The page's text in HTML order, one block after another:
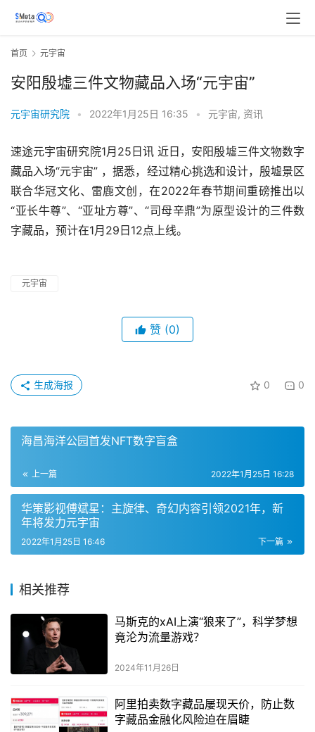
首页 元宇宙
安阳殷墟三件文物藏品入场“元宇宙”
元宇宙研究院 • 2022年1月25日 16:35 • 元宇宙, 资讯
速途元宇宙研究院1月25日讯 近日，安阳殷墟三件文物数字
藏品入场“元宇宙” ，据悉，经过精心挑选和设计，殷墟景区
联合华冠文化、雷鹿文创，在2022年春节期间重磅推出以
“亚长牛尊”、“亚址方尊”、“司母辛鼎”为原型设计的三件数
字藏品，预计在1月29日12点上线。
元宇宙
赞 (0)
0 0
生成海报
海昌海洋公园首发NFT数字盲盒
上一篇 2022年1月25日 16:28
华策影视傅斌星：主旋律、奇幻内容引领2021年，新
年将发力元宇宙
下一篇
2022年1月25日 16:46
相关推荐
马斯克的xAI上演“狼来了”，科学梦想
竟沦为流量游戏？
2024年11月26日
阿里拍卖数字藏品屡现天价，防止数
字藏品金融化风险迫在眉睫